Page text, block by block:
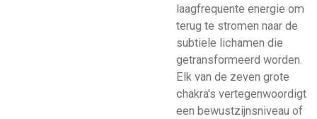
laagfrequente energie om
terug te stromen naar de
subtiele lichamen die
getransformeerd worden.
Elk van de zeven grote
chakra's vertegenwoordigt
een bewustzijnsniveau of